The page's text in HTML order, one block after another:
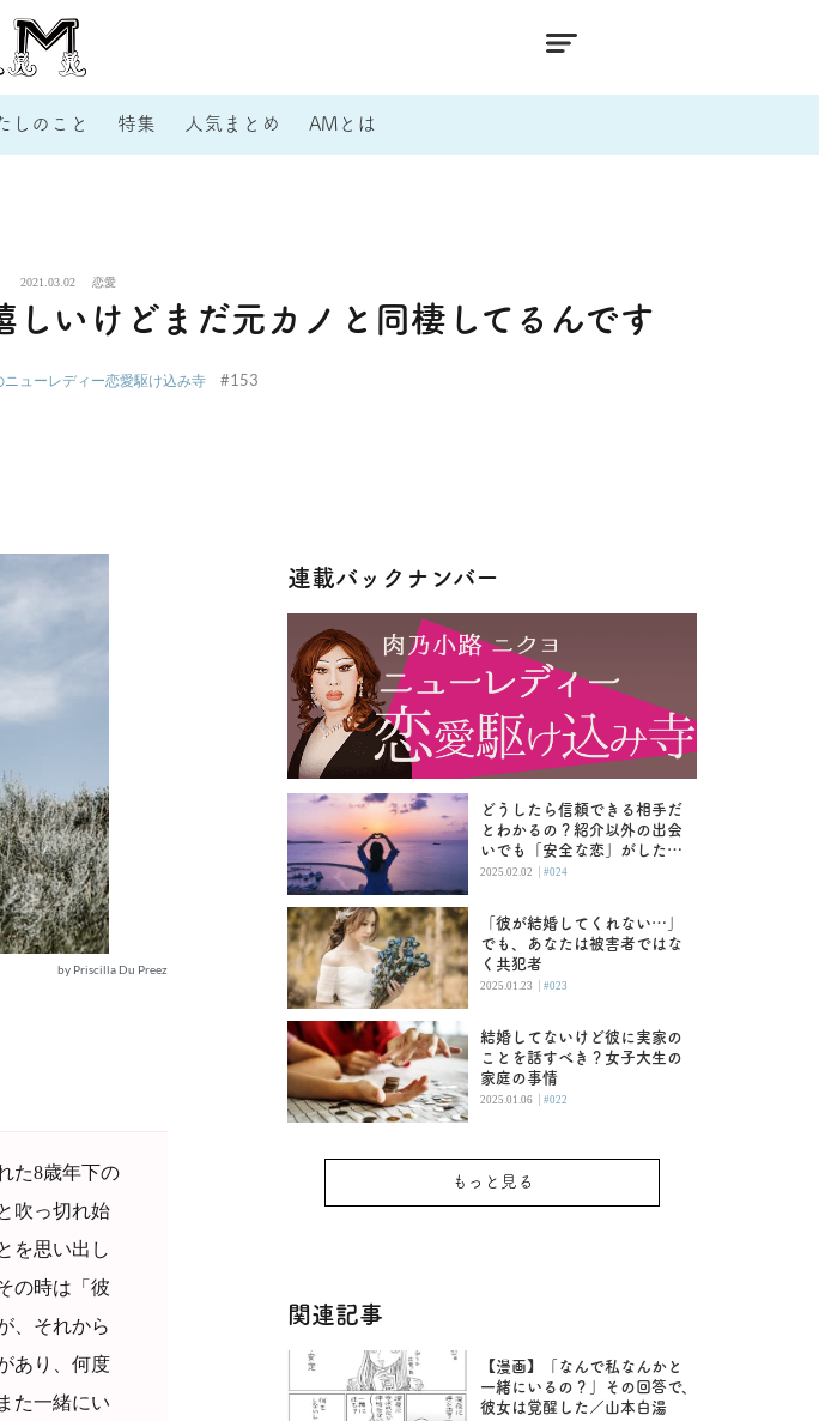
しのこと 特集 人気まとめ AMとは
2021.03.02 恋愛
いけどまだ元カノと同棲してるんです
ニューレディー恋愛駆け込み寺 #153
by Priscilla Du Preez
た8歳年下の
吹っ切れ始
を思い出し
の時は「彼
、それから
あり、何度
た一緒にい
連載バックナンバー
どうしたら信頼できる相手だ
とわかるの？紹介以外の出会
いでも「安全な恋」がした
い！
2025.02.02 | #024
「彼が結婚してくれない…」
でも、あなたは被害者ではな
く共犯者
2025.01.23 | #023
結婚してないけど彼に実家の
ことを話すべき？女子大生の
家庭の事情
2025.01.06 | #022
もっと見る
関連記事
【漫画】「なんで私なんかと
一緒にいるの？」その回答で、
彼女は覚醒した／山本白湯